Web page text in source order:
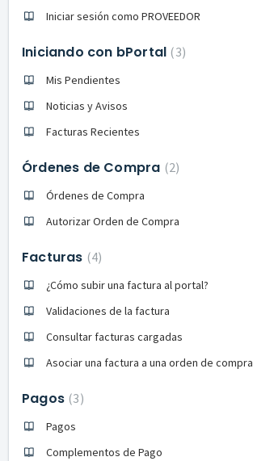
Iniciar sesión como PROVEEDOR
Iniciando con bPortal 3
Mis Pendientes
Noticias y Avisos
Facturas Recientes
Órdenes de Compra 2
Órdenes de Compra
Autorizar Orden de Compra
Facturas 4
¿Cómo subir una factura al portal?
Validaciones de la factura
Consultar facturas cargadas
Asociar una factura a una orden de compra
Pagos 3
Pagos
Complementos de Pago